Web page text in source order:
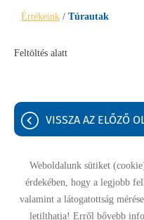
Értékeink / Túrautak
Feltöltés alatt
VISSZA AZ ELŐZŐ
Oldal információk
Weboldalunk sütiket
érdekében, hogy a legjobb
valamint a látogatottság
letilthatja! Erről bővebb